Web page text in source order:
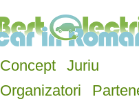
Concept
Juriu
Organizatori